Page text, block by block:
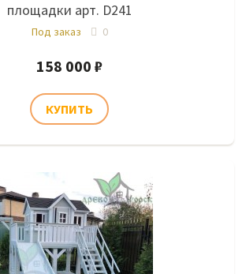
площадки арт. D241
Под заказ 0
158 000 ₽